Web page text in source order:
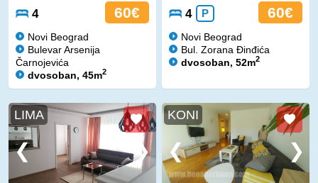
4 60€
Novi Beograd
Bulevar Arsenija
Čarnojevića
dvosoban, 45m2
4 P 60€
Novi Beograd
Bul. Zorana Đinđića
dvosoban, 52m2
LIMA KONI